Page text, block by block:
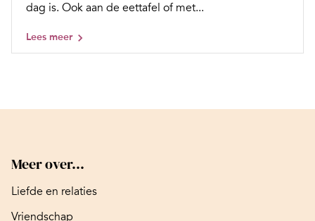
dag is. Ook aan de eettafel of met...
Lees meer
Meer over...
Liefde en relaties
Vriendschap